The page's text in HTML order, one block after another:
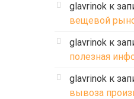
glavrinok к
вещевой
glavrinok к
полезная
glavrinok к
вывоза